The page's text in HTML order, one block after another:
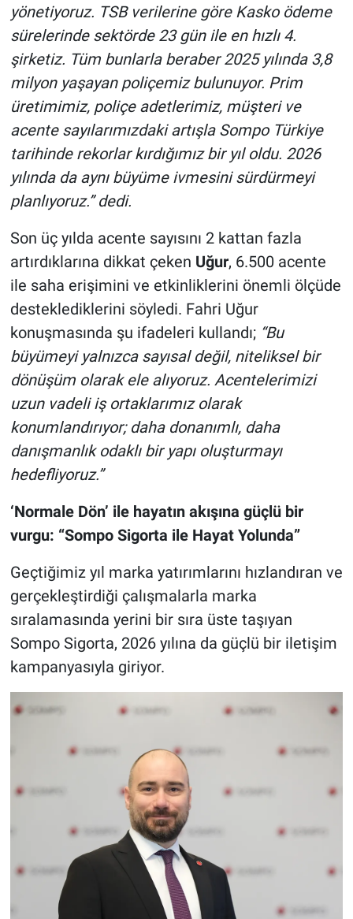
yönetiyoruz. TSB verilerine göre Kasko ödeme
sürelerinde sektörde 23 gün ile en hızlı 4.
şirketiz. Tüm bunlarla beraber 2025 yılında 3,8
milyon yaşayan poliçemiz bulunuyor. Prim
üretimimiz, poliçe adetlerimiz, müşteri ve
acente sayılarımızdaki artışla Sompo Türkiye
tarihinde rekorlar kırdığımız bir yıl oldu. 2026
yılında da aynı büyüme ivmesini sürdürmeyi
planlıyoruz.” dedi.
Son üç yılda acente sayısını 2 kattan fazla
artırdıklarına dikkat çeken Uğur, 6.500 acente
ile saha erişimini ve etkinliklerini önemli ölçüde
desteklediklerini söyledi. Fahri Uğur
konuşmasında şu ifadeleri kullandı;“Bu
büyümeyi yalnızca sayısal değil, niteliksel bir
dönüşüm olarak ele alıyoruz. Acentelerimizi
uzun vadeli iş ortaklarımız olarak
konumlandırıyor; daha donanımlı, daha
danışmanlık odaklı bir yapı oluşturmayı
hedefliyoruz.”
‘Normale Dön’ ile hayatın akışına güçlü bir
vurgu: “Sompo Sigorta ile Hayat Yolunda”
Geçtiğimiz yıl marka yatırımlarını hızlandıran ve
gerçekleştirdiği çalışmalarla marka
sıralamasında yerini bir sıra üste taşıyan
Sompo Sigorta, 2026 yılına da güçlü bir iletişim
kampanyasıyla giriyor.